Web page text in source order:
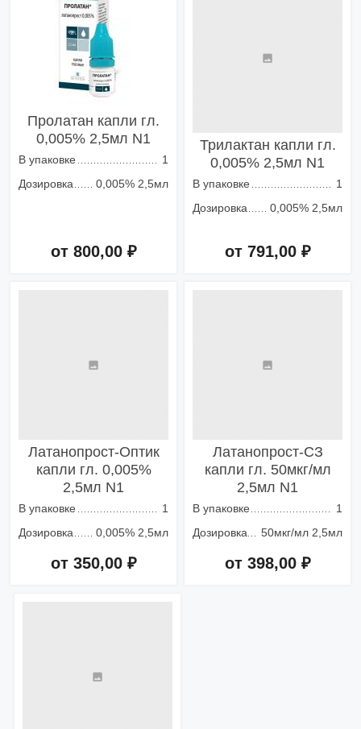
Пролатан капли гл.
0,005% 2,5мл N1
В упаковке
1
Дозировка
0,005% 2,5мл
от 800,00 ₽
Трилактан капли гл.
0,005% 2,5мл N1
В упаковке
1
Дозировка
0,005% 2,5мл
от 791,00 ₽
Латанопрост-Оптик
капли гл. 0,005%
2,5мл N1
В упаковке
1
Дозировка
0,005% 2,5мл
от 350,00 ₽
Латанопрост-СЗ
капли гл. 50мкг/мл
2,5мл N1
В упаковке
1
Дозировка
50мкг/мл 2,5мл
от 398,00 ₽